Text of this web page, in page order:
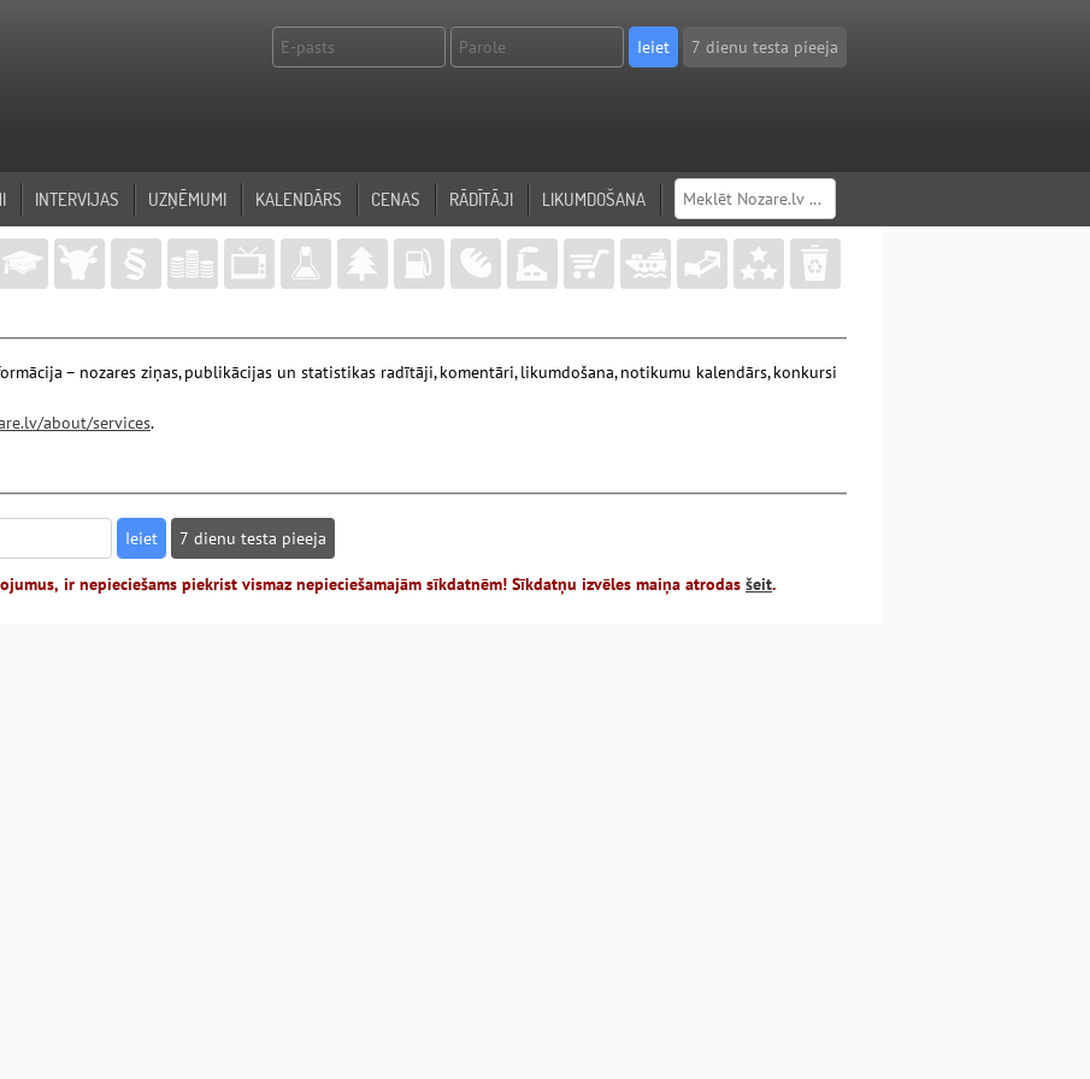
7 dienu testa pieeja
INTERVIJAS UZŅĒMUMI KALENDĀRS CENAS RĀDĪTĀJI LIKUMDOŠANA
– nozares ziņas, publikācijas un statistikas radītāji, komentāri, likumdošana, notikumu kalendārs, konkursi
about/services.
7 dienu testa pieeja
ir nepieciešams piekrist vismaz nepieciešamajām sīkdatnēm! Sīkdatņu izvēles maiņa atrodas šeit.